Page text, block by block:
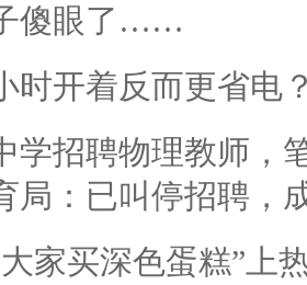
傻眼了……
时开着反而更省电
学招聘物理教师，
局：已叫停招聘，
家买深色蛋糕”上